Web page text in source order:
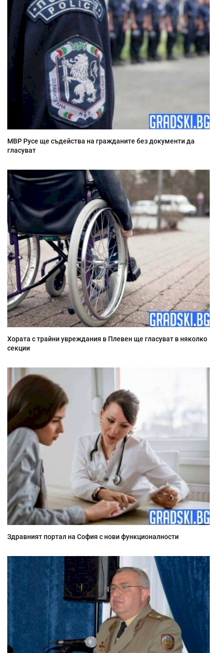
МВР Русе ще съдейства на гражданите без документи да
гласуват
Хората с трайни увреждания в Плевен ще гласуват в няколко
секции
Здравният портал на София с нови функционалности